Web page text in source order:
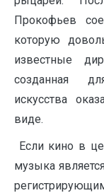
Прокофьев
которую
известные
созданная
искусства
виде.
Если кино в
музыка